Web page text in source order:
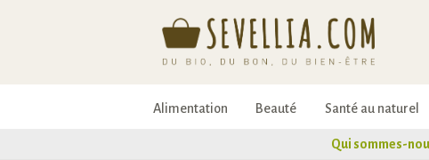
Alimentation Beauté Santé au naturel
Qui sommes-